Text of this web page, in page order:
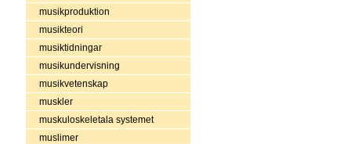
musikproduktion
musikteori
musiktidningar
musikundervisning
musikvetenskap
muskler
muskuloskeletala systemet
muslimer